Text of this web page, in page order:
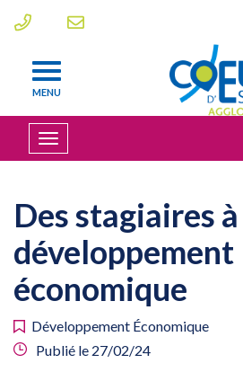
MENU
Afficher
la
Des stagiaires
développement
économique
Développement Économique
Publié le 27/02/24